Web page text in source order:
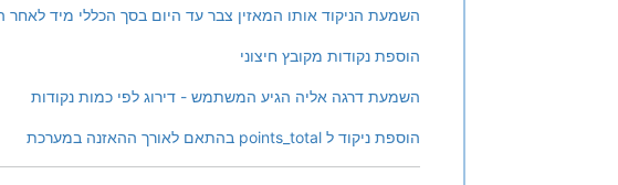
השמעת הניקוד אותו המאזין צבר עד היום בסך הכללי מיד
הוספת נקודות מקובץ חיצוני
השמעת דרגה אליה הגיע המשתמש - דירוג לפי כמות נקודות
הוספת ניקוד ל points_total בהתאם לאורך ההאזנה במערכת